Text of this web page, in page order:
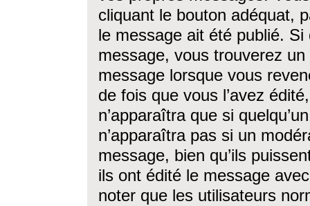
cliquant le bouton adéquat,
le message ait été publié. Si
message, vous trouverez
message lorsque vous
de fois que vous l’avez
n’apparaîtra que si
n’apparaîtra pas si un
message, bien qu’ils
ils ont édité le message
noter que les utilisateurs